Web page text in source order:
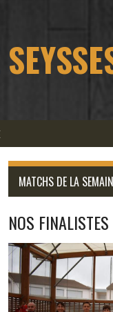
MATCHS DE LA
NOS